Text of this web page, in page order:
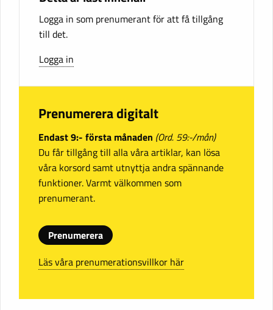
Logga in som prenumerant för att få tillgång
till det.
Logga in
Prenumerera digitalt
Endast 9:- första månaden (Ord. 59:-/mån)
Du får tillgång till alla våra artiklar, kan lösa
våra korsord samt utnyttja andra spännande
funktioner. Varmt välkommen som
prenumerant.
Prenumerera
Läs våra prenumerationsvillkor här